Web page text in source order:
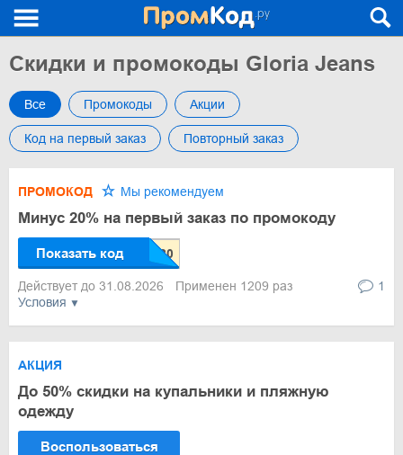
Скидки и промокоды Gloria Jeans
Все Промокоды Акции
Код на первый заказ Повторный заказ
Условия
ПРОМОКОД Мы рекомендуем
Минус 20% на первый заказ по промокоду
Показать код
Действует до 31.08.2026 Применен 1209 раз 1
АКЦИЯ
До 50% скидки на купальники и пляжную
одежду
Воспользоваться